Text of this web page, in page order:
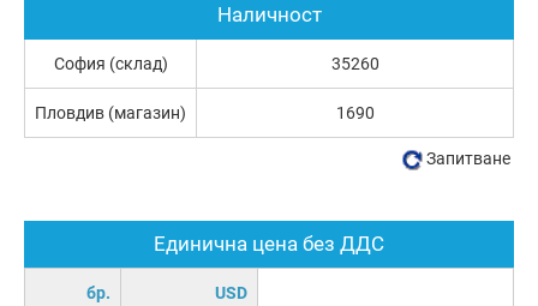
Единична цена без ДДС
бр. USD
Наличност
София (склад) 35260
Пловдив (магазин) 1690
Запитване